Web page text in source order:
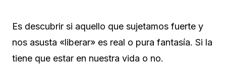
Es descubrir si aquello que sujetamos fuerte y
nos asusta «liberar» es real o pura fantasía. Si la
tiene que estar en nuestra vida o no.